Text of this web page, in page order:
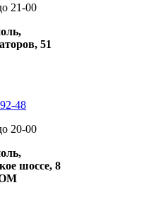
21-00
51
48
20-00
шоссе, 8